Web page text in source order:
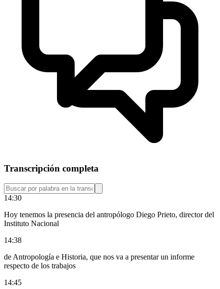
Transcripción completa
14:30
Hoy tenemos la presencia del antropólogo Diego Prieto, director del
Instituto Nacional
14:38
de Antropología e Historia, que nos va a presentar un informe
respecto de los trabajos
14:45